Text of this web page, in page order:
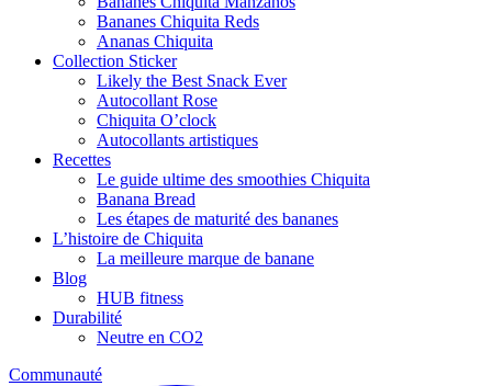
Bananes Chiquita Reds
Ananas Chiquita
Collection Sticker
Likely the Best Snack Ever
Autocollant Rose
Chiquita O’clock
Autocollants artistiques
Recettes
Le guide ultime des smoothies Chiquita
Banana Bread
Les étapes de maturité des bananes
L’histoire de Chiquita
La meilleure marque de banane
Blog
HUB fitness
Durabilité
Neutre en CO2
Communauté